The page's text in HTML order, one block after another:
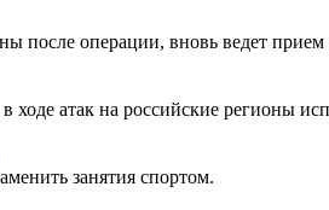
после операции, вновь ведет прием
атак на российские регионы
занятия спортом.